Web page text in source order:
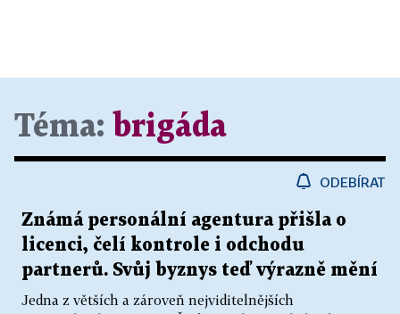
Téma: brigáda
ODEBÍRAT
Známá personální agentura přišla o
licenci, čelí kontrole i odchodu
partnerů. Svůj byznys teď výrazně mění
Jedna z větších a zároveň nejviditelnějších